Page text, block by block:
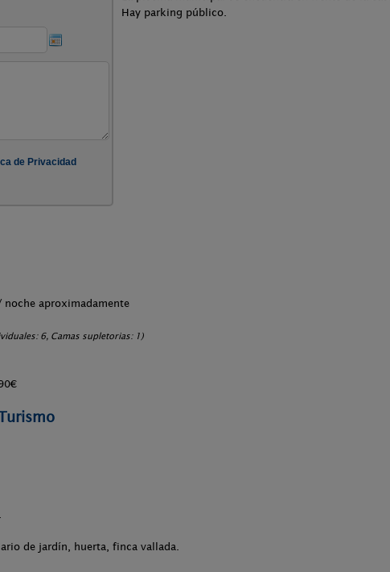
Hay parking público.
noche aproximadamente
6, Camas supletorias: 1)
de jardín, huerta, finca vallada.